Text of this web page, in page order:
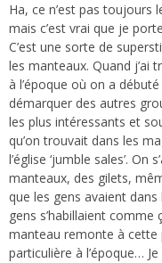
Ha, ce n’est pas toujours
mais c’est vrai que je
C’est une sorte de
les manteaux. Quand j’ai
à l’époque où on a
démarquer des autres
les plus intéressants et
qu’on trouvait dans les
l’église ‘jumble sales’.
manteaux, des gilets,
que les gens avaient dans
gens s’habillaient
manteau remonte à cette
particulière à l’époque…